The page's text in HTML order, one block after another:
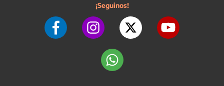
¡Seguinos!